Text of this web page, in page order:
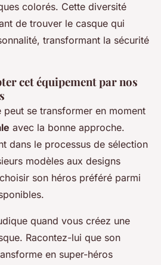
colorés. Cette diversité
de trouver le casque qui
transformant la sécurité
cet équipement par nos
peut se transformer en moment
avec la bonne approche.
dans le processus de sélection
modèles aux designs
son héros préféré parmi
quand vous créez une
Racontez-lui que son
en super-héros